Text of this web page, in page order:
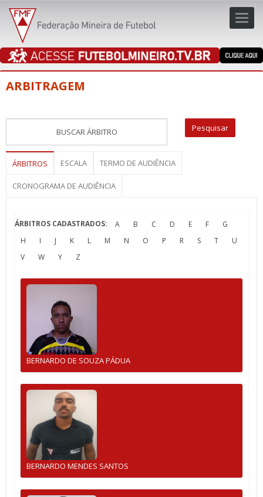
ARBITRAGEM
ÁRBITROS ESCALA TERMO DE AUDIÊNCIA
CRONOGRAMA DE AUDIÊNCIA
ÁRBITROS CADASTRADOS: A B C D E F
G
H
I J K L M N O P R S T
U
V
W Y Z
BERNARDO DE SOUZA PÁDUA
BERNARDO MENDES SANTOS